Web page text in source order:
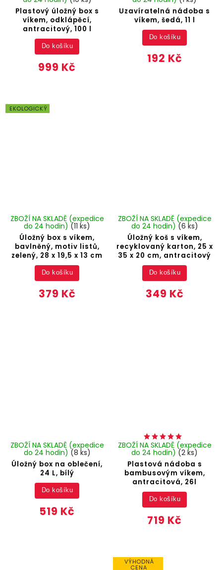
Plastový úložný box s
víkem, odklápěcí,
antracitový, 100 l
999 Kč
Do košíku
Uzavíratelná nádoba s
víkem, šedá, 11 l
192 Kč
Do košíku
EKOLOGICKÝ
Úložný box s víkem,
bavlněný, motiv listů,
zelený, 28 x 19,5 x 13 cm
ZBOŽÍ NA SKLADĚ (expedice
do 24 hodin) (11 ks)
379 Kč
Do košíku
Úložný koš s víkem,
recyklovaný karton, 25 x
35 x 20 cm, antracitový
ZBOŽÍ NA SKLADĚ (expedice
do 24 hodin) (6 ks)
349 Kč
Do košíku
Úložný box na oblečení,
24 L, bílý
ZBOŽÍ NA SKLADĚ (expedice
do 24 hodin) (8 ks)
519 Kč
Do košíku
Plastová nádoba s
bambusovým víkem,
antracitová, 26l
ZBOŽÍ NA SKLADĚ (expedice
do 24 hodin) (2 ks)
719 Kč
Do košíku
VÝHODNÁ
CENA